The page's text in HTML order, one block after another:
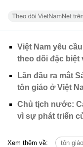
Việt Nam yêu
theo dõi đặc biệt
Lần đầu ra mắt
tôn giáo ở Việt
Chủ tịch nước:
vì sự phát triển
Xem thêm về: tôn giáo